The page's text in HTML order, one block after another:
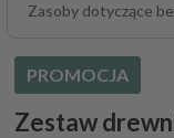
Zasoby dotyczące
PROMOCJA
Zestaw